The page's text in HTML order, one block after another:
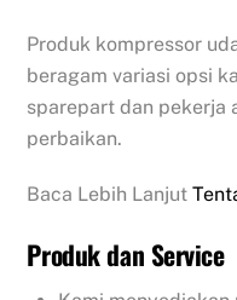
Produk kompressor
beragam variasi opsi
sparepart dan pekerja
perbaikan.
Baca Lebih Lanjut
Produk dan Service